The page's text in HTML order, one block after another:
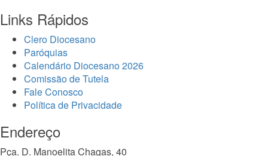
Links Rápidos
Clero Diocesano
Paróquias
Calendário Diocesano 2026
Comissão de Tutela
Fale Conosco
Política de Privacidade
Endereço
Pça. D. Manoelita Chagas, 40